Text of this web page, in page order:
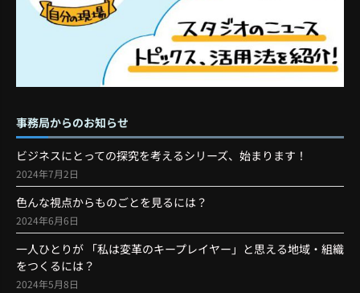
事務局からのお知らせ
ビジネスにとっての探究を考えるシリーズ、始まります！
2024年7月2日
色んな視点からものごとを見るには？
2024年6月6日
一人ひとりが 「私は変革のキープレイヤー」と思える地域・組織
をつくるには？
2024年5月8日